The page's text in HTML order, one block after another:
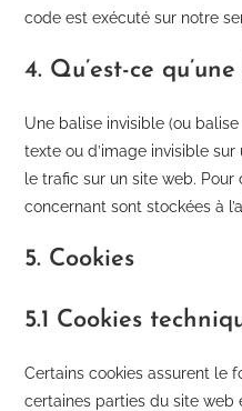
code est exécuté sur notre
4. Qu’est-ce
Une balise invisible (ou
texte ou d’image invisible
le trafic sur un site web.
concernant sont stockées à
5. Cookies
5.1 Cookies
Certains cookies assurent le
certaines parties du site